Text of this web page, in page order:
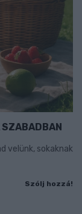
SZABADBAN
velünk, sokaknak
Szólj hozzá!